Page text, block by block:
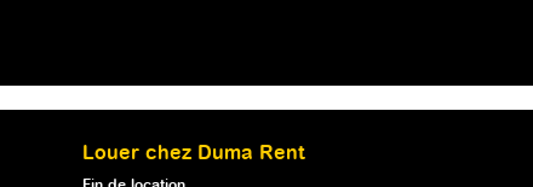
Louer chez Duma Rent